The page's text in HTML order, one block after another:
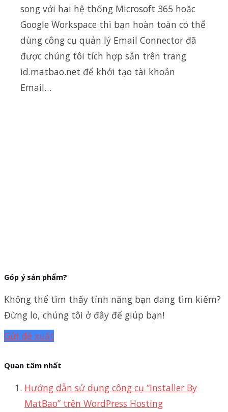
song với hai hệ thống Microsoft 365 hoăc
Google Workspace thì bạn hoàn toàn có thể
dùng công cụ quản lý Email Connector đã
được chúng tôi tích hợp sẵn trên trang
id.matbao.net để khởi tạo tài khoản
Email…
Góp ý sản phẩm?
Không thể tìm thấy tính năng bạn đang tìm kiếm?
Đừng lo, chúng tôi ở đây để giúp bạn!
Gửi đề xuất
Quan tâm nhất
Hướng dẫn sử dụng công cụ “Installer By
MatBao” trên WordPress Hosting